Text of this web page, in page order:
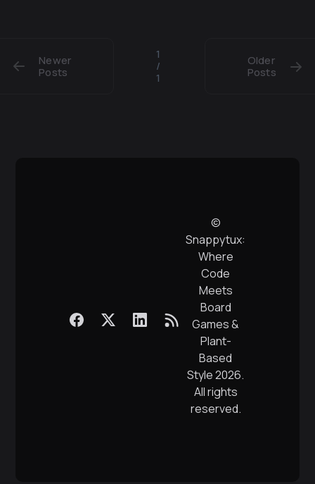
Newer
Posts
1
/
1
Older
Posts
©
Snappytux:
Where
Code
Meets
Board
Games &
Plant-
Based
Style2026.
All rights
reserved.